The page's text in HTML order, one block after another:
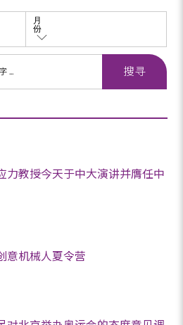
月
份
力教授今天于中大演讲并膺任中
意机械人夏令营